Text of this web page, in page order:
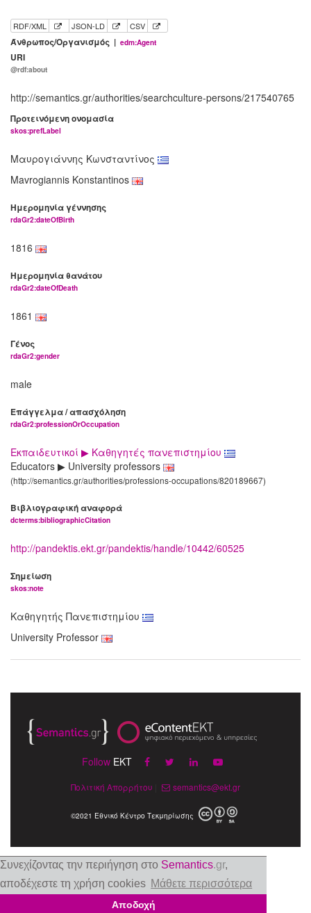
Συνεχίζοντας την περιήγηση στο Semantics.gr,
αποδέχεστε τη χρήση cookies Μάθετε περισσότερα
Αποδοχή
RDF/XML JSON-LD CSV
Άνθρωπος/Οργανισμός | edm:Agent
URI
@rdf:about
http://semantics.gr/authorities/searchculture-persons/217540765
Προτεινόμενη ονομασία
skos:prefLabel
Μαυρογιάννης Κωνσταντίνος
Mavrogiannis Konstantinos
Ημερομηνία γέννησης
rdaGr2:dateOfBirth
1816
Ημερομηνία θανάτου
rdaGr2:dateOfDeath
1861
Γένος
rdaGr2:gender
male
Επάγγελμα / απασχόληση
rdaGr2:professionOrOccupation
Εκπαιδευτικοί ▶ Καθηγητές πανεπιστημίου
Educators ▶ University professors
(http://semantics.gr/authorities/professions-occupations/820189667)
Βιβλιογραφική αναφορά
dcterms:bibliographicCitation
http://pandektis.ekt.gr/pandektis/handle/10442/60525
Σημείωση
skos:note
Καθηγητής Πανεπιστημίου
University Professor
Follow EKT
Πολιτική Απορρήτου semantics@ekt.gr
©2021 Εθνικό Κέντρο Τεκμηρίωσης